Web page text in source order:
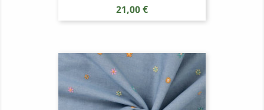
Prix
21,00 €